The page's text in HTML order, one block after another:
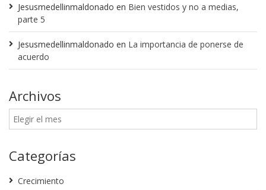
Jesusmedellinmaldonado en Bien vestidos y no a medias,
parte 5
Jesusmedellinmaldonado en La importancia de ponerse de
acuerdo
Archivos
Categorías
Crecimiento